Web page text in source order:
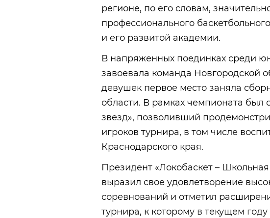
регионе, по его словам,
профессионального
и его развитой академии.
В напряженных поединках среди
завоевала команда Новгородской
девушек первое место заняла
области. В рамках чемпионата был
звезд», позволивший
игроков турнира, в том числе
Краснодарского края.
Президент «Локобаскет –
выразил свое удовлетворение
соревнований и отметил
турнира, к которому в текущем